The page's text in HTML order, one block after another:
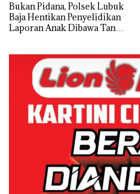
Bukan Pidana, Polsek Lubuk
Baja Hentikan Penyelidikan
Laporan Anak Dibawa Tanpa